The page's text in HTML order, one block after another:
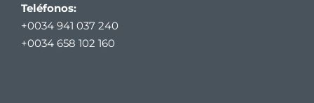
Teléfonos:
+0034 941 037 240
+0034 658 102 160